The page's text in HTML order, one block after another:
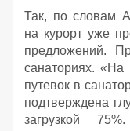
Так, по словам
на курорт уже
предложений.
санаториях.
путевок в
подтверждена
загрузкой